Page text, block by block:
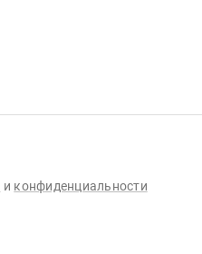
и конфиденциальности